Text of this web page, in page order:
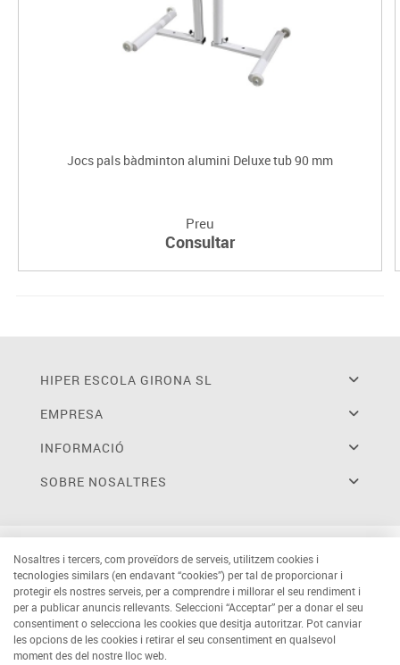
Jocs pals bàdminton alumini Deluxe tub 90 mm
Preu
Consultar
HIPER ESCOLA GIRONA SL
EMPRESA
INFORMACIÓ
SOBRE NOSALTRES
Nosaltres i tercers, com proveïdors de serveis, utilitzem cookies i
tecnologies similars (en endavant “cookies”) per tal de proporcionar i
protegir els nostres serveis, per a comprendre i millorar el seu rendiment i
per a publicar anuncis rellevants. Seleccioni “Acceptar” per a donar el seu
consentiment o selecciona les cookies que desitja autoritzar. Pot canviar
les opcions de les cookies i retirar el seu consentiment en qualsevol
moment des del nostre lloc web.